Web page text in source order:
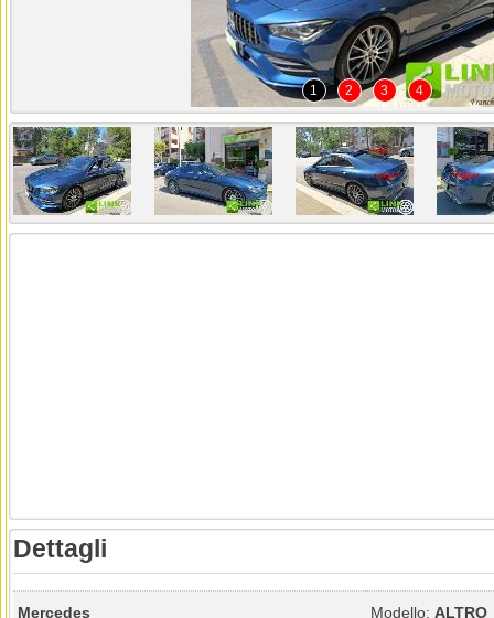
1 2 3 4
Dettagli
Mercedes Modello: ALTRO